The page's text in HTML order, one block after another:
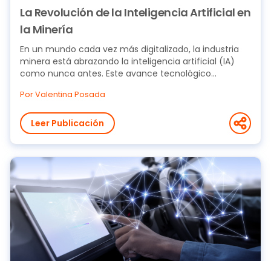
La Revolución de la Inteligencia Artificial en
la Minería
En un mundo cada vez más digitalizado, la industria
minera está abrazando la inteligencia artificial (IA)
como nunca antes. Este avance tecnológico...
Por Valentina Posada
Leer Publicación